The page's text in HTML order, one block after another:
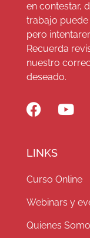
en contestar,
trabajo
pero
Recuerda
nuestro
deseado.
LINKS
Curso Online
Webinars y
Quienes